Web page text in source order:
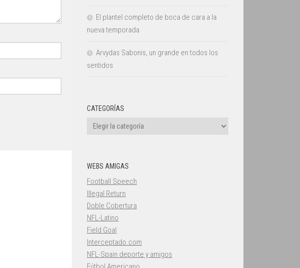
El plantel completo de boca de cara a la
nueva temporada
Arvydas Sabonis, un grande en todos los
sentidos
CATEGORÍAS
Categorías
WEBS AMIGAS
Football Speech
Illegal Return
Doble Cobertura
NFL-Latino
Field Goal
Interceptado.com
NFL-Spain deporte y amigos